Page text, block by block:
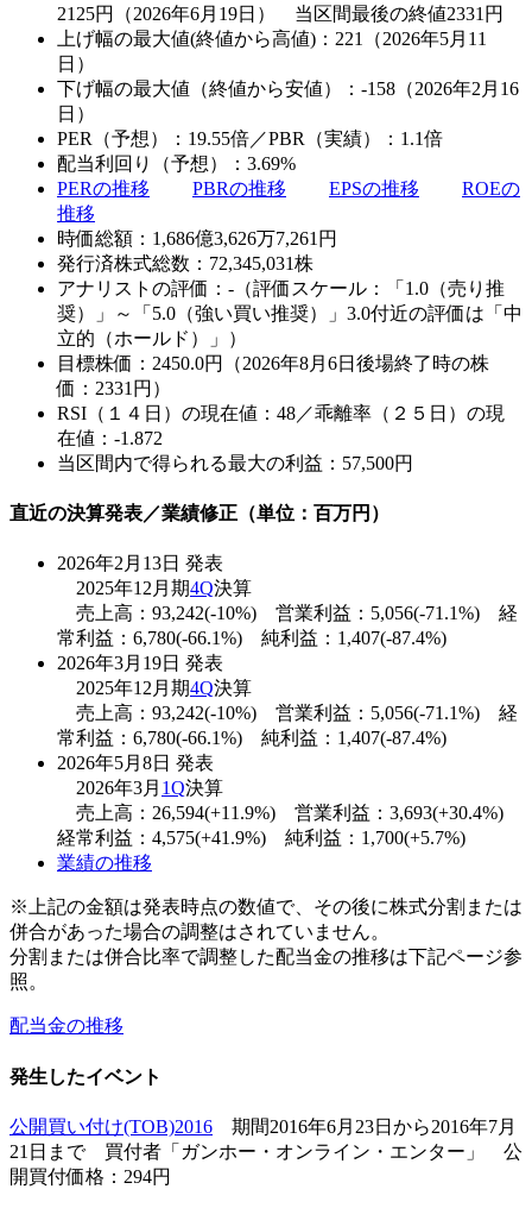
2125円（2026年6月19日） 当区間最後の終値2331円
上げ幅の最大値(終値から高値)：221（2026年5月11
日）
下げ幅の最大値（終値から安値）：-158（2026年2月16
日）
PER（予想）：19.55倍／PBR（実績）：1.1倍
配当利回り（予想）：3.69%
PERの推移
PBRの推移 EPSの推移
ROEの
推移
時価総額：1,686億3,626万7,261円
発行済株式総数：72,345,031株
アナリストの評価：-（評価スケール：「1.0（売り推
奨）」～「5.0（強い買い推奨）」3.0付近の評価は「中
立的（ホールド）」）
目標株価：2450.0円（2026年8月6日後場終了時の株
価：2331円）
RSI（１４日）の現在値：48／乖離率（２５日）の現
在値：-1.872
当区間内で得られる最大の利益：57,500円
直近の決算発表／業績修正（単位：百万円）
2026年2月13日 発表
2025年12月期4Q決算
売上高：93,242(-10%) 営業利益：5,056(-71.1%) 経
常利益：6,780(-66.1%) 純利益：1,407(-87.4%)
2026年3月19日 発表
2025年12月期4Q決算
売上高：93,242(-10%) 営業利益：5,056(-71.1%) 経
常利益：6,780(-66.1%) 純利益：1,407(-87.4%)
2026年5月8日 発表
2026年3月 1Q決算
売上高：26,594(+11.9%) 営業利益：3,693(+30.4%)
経常利益：4,575(+41.9%) 純利益：1,700(+5.7%)
業績の推移
※上記の金額は発表時点の数値で、その後に株式分割または
併合があった場合の調整はされていません。
分割または併合比率で調整した配当金の推移は下記ページ参
照。
配当金の推移
発生したイベント
公開買い付け(TOB)2016 期間2016年6月23日から2016年7月
21日まで 買付者「ガンホー・オンライン・エンター」 公
開買付価格：294円